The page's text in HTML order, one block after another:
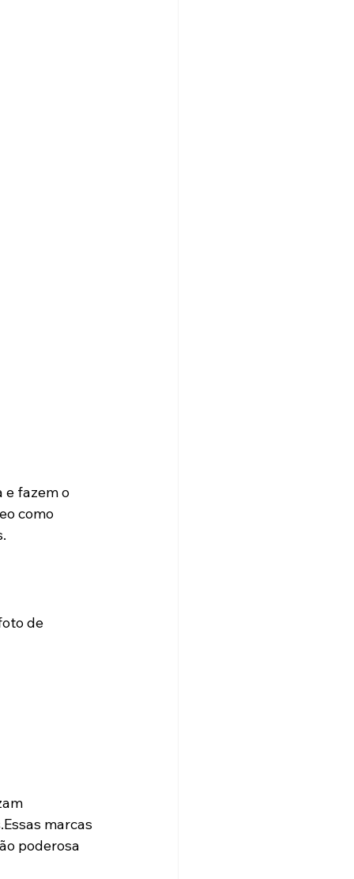
e fazem o
como
de
marcas
poderosa